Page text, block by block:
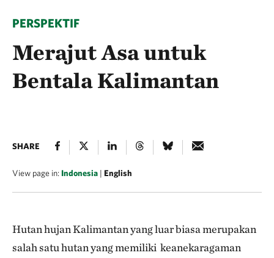
PERSPEKTIF
Merajut Asa untuk
Bentala Kalimantan
SHARE
View page in: Indonesia | English
Hutan hujan Kalimantan yang luar biasa merupakan
salah satu hutan yang memiliki keanekaragaman